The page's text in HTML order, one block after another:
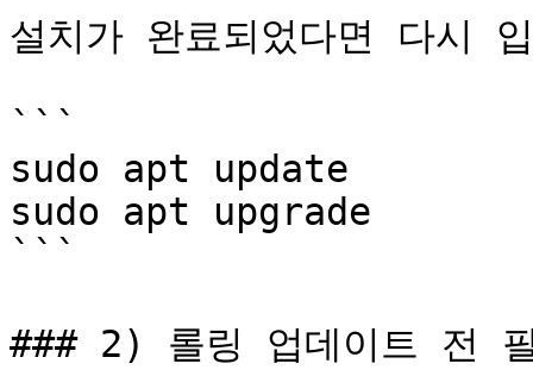
설치가 완료되었다면 다시
```
sudo apt update
sudo apt upgrade
```
### 2) 롤링 업데이트 전